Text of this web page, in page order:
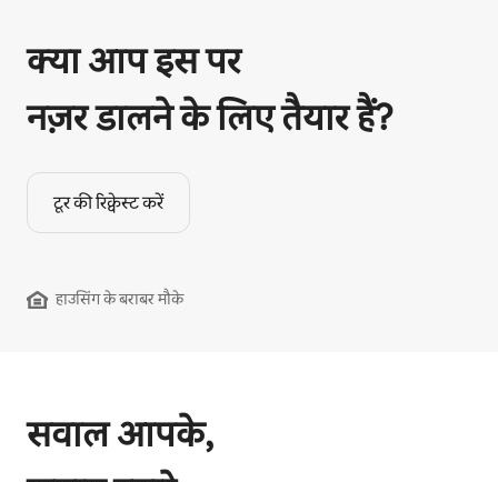
क्या आप इस पर
नज़र डालने के लिए तैयार हैं?
टूर की रिक्वेस्ट करें
हाउसिंग के बराबर मौके
सवाल आपके,